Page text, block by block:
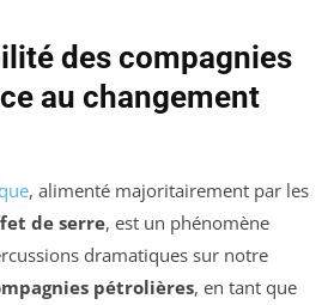
des compagnies
au changement
, alimenté majoritairement par les
de serre, est un phénomène
dramatiques sur notre
pétrolières, en tant que